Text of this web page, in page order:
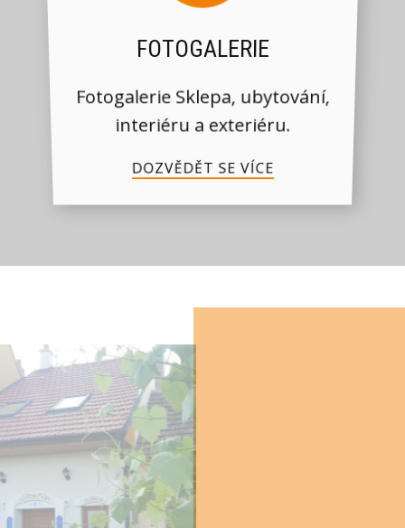
FOTOGALERIE
Fotogalerie Sklepa, ubytování,
interiéru a exteriéru.
DOZVĚDĚT SE VÍCE